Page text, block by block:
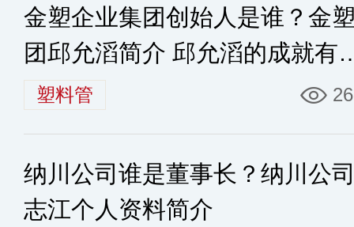
金塑企业集团创始人是谁？金
团邱允滔简介 邱允滔的成就有
些塑料管
纳川公司谁是董事长？纳川公
志江个人资料简介